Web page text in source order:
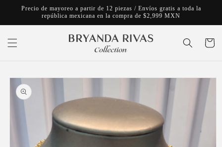
directamente
al contenido
Precio de mayoreo a partir de 12 piezas / Envíos gratis a toda la
república mexicana en la compra de $2,999 MXN
Carrito
directamente
a la
información
del producto